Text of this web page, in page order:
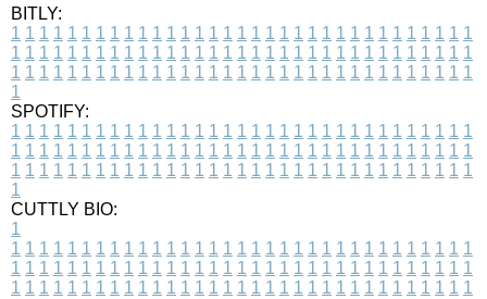
BITLY:
1 1 1 1 1 1 1 1 1 1 1 1 1 1 1 1 1 1 1 1 1 1 1 1 1 1 1 1 1 1 1 1 1
1 1 1 1 1 1 1 1 1 1 1 1 1 1 1 1 1 1 1 1 1 1 1 1 1 1 1 1 1 1 1 1 1
1 1 1 1 1 1 1 1 1 1 1 1 1 1 1 1 1 1 1 1 1 1 1 1 1 1 1 1 1 1 1 1 1
1
SPOTIFY:
1 1 1 1 1 1 1 1 1 1 1 1 1 1 1 1 1 1 1 1 1 1 1 1 1 1 1 1 1 1 1 1 1
1 1 1 1 1 1 1 1 1 1 1 1 1 1 1 1 1 1 1 1 1 1 1 1 1 1 1 1 1 1 1 1 1
1 1 1 1 1 1 1 1 1 1 1 1 1 1 1 1 1 1 1 1 1 1 1 1 1 1 1 1 1 1 1 1 1
1
CUTTLY BIO:
1
1 1 1 1 1 1 1 1 1 1 1 1 1 1 1 1 1 1 1 1 1 1 1 1 1 1 1 1 1 1 1 1 1
1 1 1 1 1 1 1 1 1 1 1 1 1 1 1 1 1 1 1 1 1 1 1 1 1 1 1 1 1 1 1 1 1
1 1 1 1 1 1 1 1 1 1 1 1 1 1 1 1 1 1 1 1 1 1 1 1 1 1 1 1 1 1 1 1 1